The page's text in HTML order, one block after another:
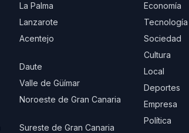
La Palma
Lanzarote
Acentejo
Daute
Valle de Güímar
Noroeste de Gran Canaria
Sureste de Gran Canaria
Economía
Tecnología
Sociedad
Cultura
Local
Deportes
Empresa
Política